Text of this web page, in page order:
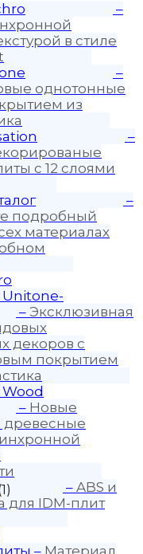
–
в стиле
–
однотонные
из
–
с 12 слоями
–
подробный
материалах
– Эксклюзивная
декоров с
покрытием
– Новые
древесные
– ABS и
для IDM-плит
– Материал
1)